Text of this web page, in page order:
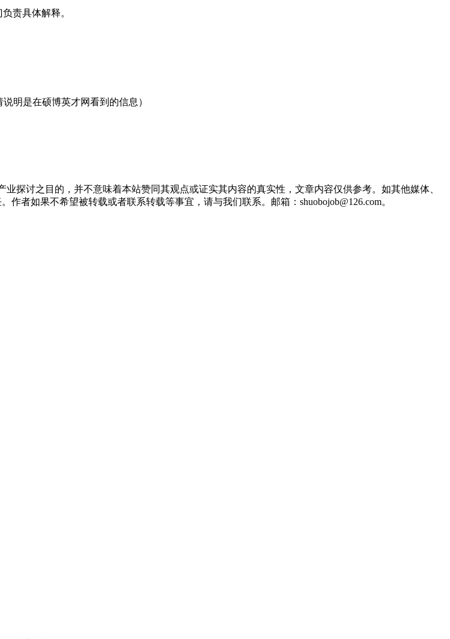
责具体解释。
明是在硕博英才网看到的信息）
探讨之目的，并不意味着本站赞同其观点或证实其内容的真实性，文章内容仅供参考。如其他媒体、
者如果不希望被转载或者联系转载等事宜，请与我们联系。邮箱：shuobojob@126.com。